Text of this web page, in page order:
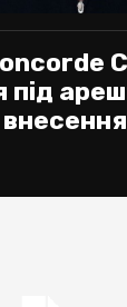
під